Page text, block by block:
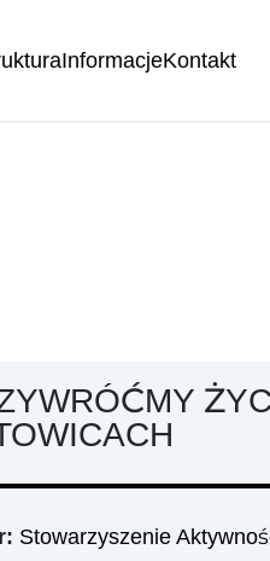
InformacjeKontakt
Stowarzyszenie